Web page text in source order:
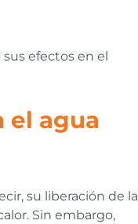
efectos en el
el agua
su liberación de la
Sin embargo,